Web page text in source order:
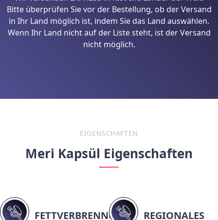
Bitte überprüfen Sie vor der Bestellung, ob der Versand
in Ihr Land möglich ist, indem Sie das Land auswählen.
Wenn Ihr Land nicht auf der Liste steht, ist der Versand
nicht möglich.
EIGENSCHAFTEN
Meri Kapsül Eigenschaften
FETTVERBRENNUNG:
REGIONALES